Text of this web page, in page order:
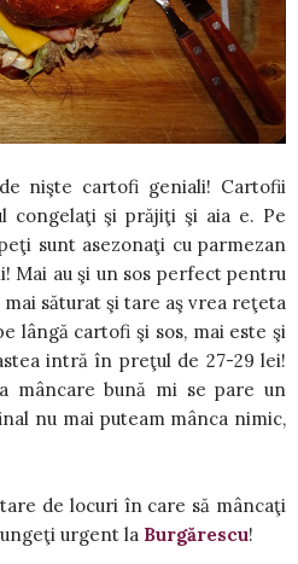
nişte cartofi geniali! Cartofii
congelaţi şi prăjiţi şi aia e. Pe
sunt asezonaţi cu parmezan
Mai au şi un sos perfect pentru
mai săturat şi tare aş vrea reţeta
lângă cartofi şi sos, mai este şi
intră în preţul de 27-29 lei!
mâncare bună mi se pare un
nu mai puteam mânca nimic,
de locuri în care să mâncaţi
urgent la Burgărescu!